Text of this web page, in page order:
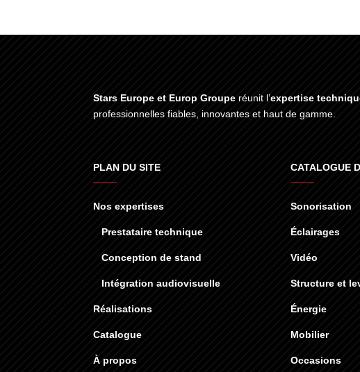
Stars Europe et Europ Groupe réunit l’expertise
professionnelles fiables, innovantes et haut de gamme.
PLAN DU SITE
Nos expertises
Prestataire technique
Conception de stand
Intégration audiovisuelle
Réalisations
Catalogue
À propos
CATALOGUE
Sonorisation
Éclairages
Vidéo
Structure et
Énergie
Mobilier
Occasions